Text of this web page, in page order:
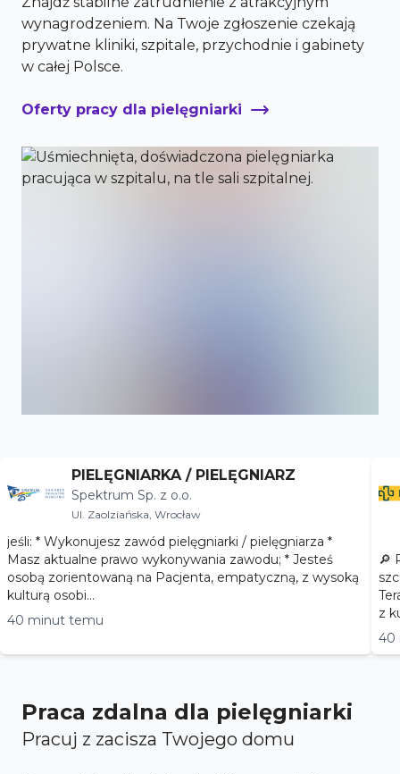
wynagrodzeniem. Na Twoje zgłoszenie czekają
prywatne kliniki, szpitale, przychodnie i gabinety
w całej Polsce.
Oferty pracy dla pielęgniarki
PIELĘGNIARKA / PIELĘGNIARZ
Spektrum Sp. z o.o.
Ul. Zaolziańska, Wrocław
jeśli: * Wykonujesz zawód pielęgniarki / pielęgniarza *
Masz aktualne prawo wykonywania zawodu; * Jesteś
osobą zorientowaną na Pacjenta, empatyczną, z wysoką
kulturą osobi...
40 minut temu
🔎
z
40
Praca zdalna dla pielęgniarki
Pracuj z zacisza Twojego domu